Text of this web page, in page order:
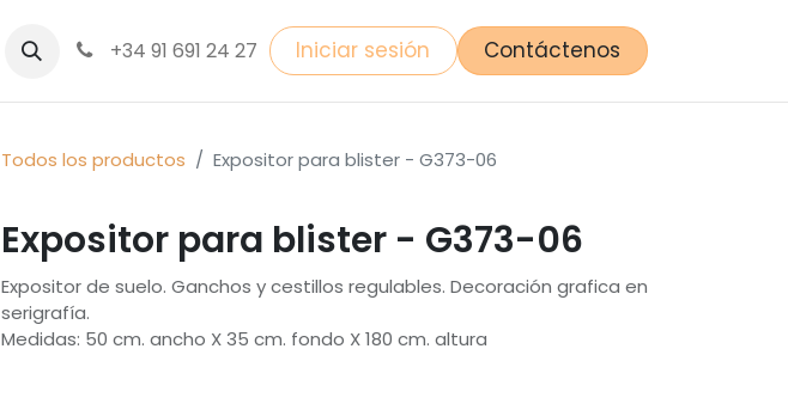
+34 91 691 24 27 Iniciar sesión Contáctenos
Todos los productos Expositor para blister - G373-06
Expositor para blister - G373-06
Expositor de suelo. Ganchos y cestillos regulables. Decoración grafica en
serigrafía.
Medidas: 50 cm. ancho X 35 cm. fondo X 180 cm. altura